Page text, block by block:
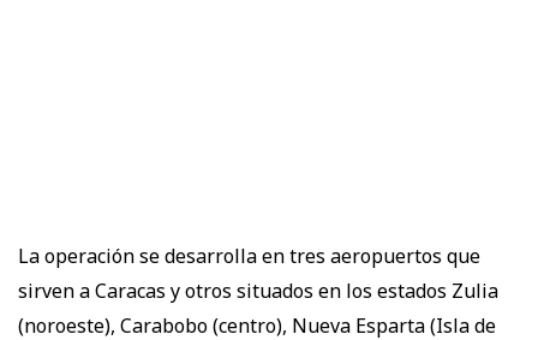
La operación se desarrolla en tres aeropuertos que
sirven a Caracas y otros situados en los estados Zulia
(noroeste), Carabobo (centro), Nueva Esparta (Isla de